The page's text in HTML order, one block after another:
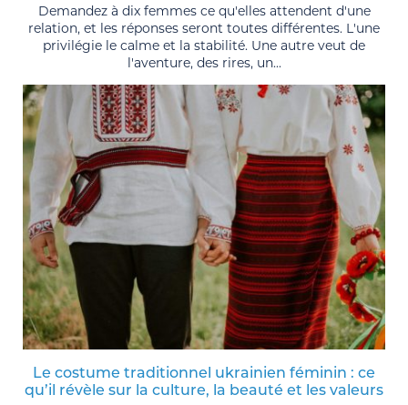
Demandez à dix femmes ce qu'elles attendent d'une
relation, et les réponses seront toutes différentes. L'une
privilégie le calme et la stabilité. Une autre veut de
l'aventure, des rires, un...
Le costume traditionnel ukrainien féminin : ce
qu’il révèle sur la culture, la beauté et les valeurs